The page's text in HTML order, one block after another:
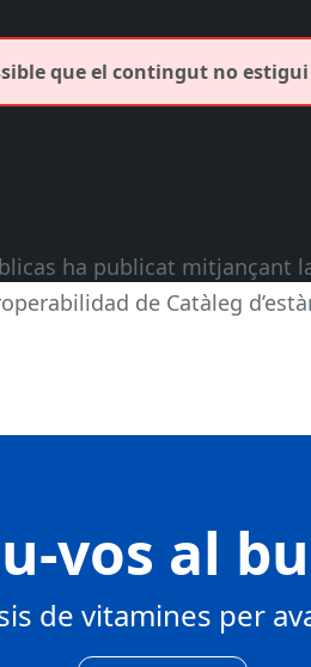
que el contingut no
ha publicat mitjançant
de Catàleg
vos al
de vitamines per